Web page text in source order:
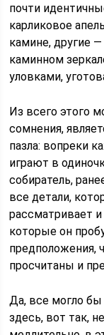
почти
карликовое
камине, другие
каминном
уловками,
Из всего этого
сомнения,
пазла: вопреки
играют в
собиратель,
все детали,
рассматривает
которые он
предположения,
просчитаны и
Да, все могло бы
здесь, вот так,